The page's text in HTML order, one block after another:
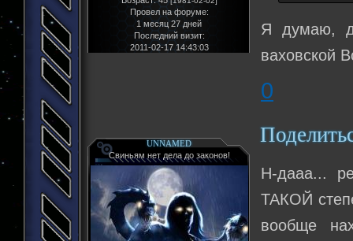
Провел на форуме:
1 месяц 27 дней
Последний визит:
2011-02-17 14:43:03
Я думаю,
ваховской
0
UNNAMED
Свиньям нет дела до законов!
Н-дааа...
ТАКОЙ
вообще